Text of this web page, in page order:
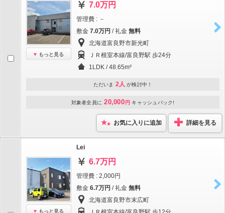
もっと見る
7.0万円
管理費 : －
敷金 7.0万円 / 礼金 無料
北海道富良野市新光町
ＪＲ根室本線/富良野駅 歩24分
1LDK / 48.65m²
ただいま 2人 が検討中！
対象者全員に 20,000 円 キャッシュバック!
お気に入りに追加 詳細を見る
もっと見る
Lei
6.7万円
管理費 : 2,000円
敷金 6.7万円 / 礼金 無料
北海道富良野市末広町